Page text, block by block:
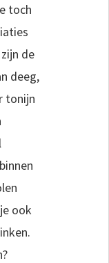
toch
de
deeg,
tonijn
ook